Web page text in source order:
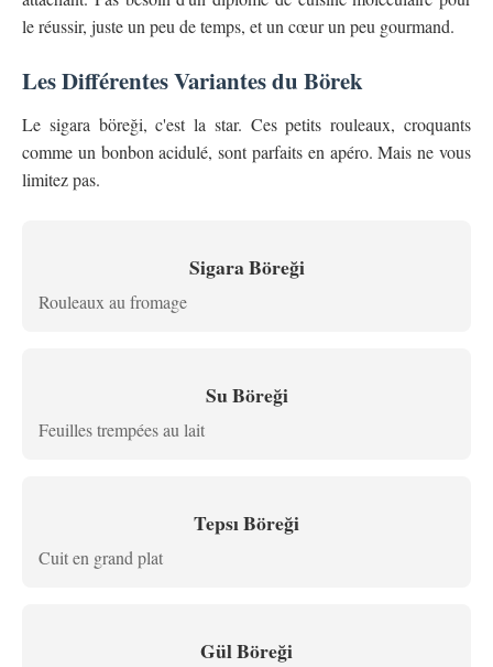
le réussir, juste un peu de temps, et un cœur un peu gourmand.
Les Différentes Variantes du Börek
Le sigara böreği, c'est la star. Ces petits rouleaux, croquants
comme un bonbon acidulé, sont parfaits en apéro. Mais ne vous
limitez pas.
Sigara Böreği
Rouleaux au fromage
Su Böreği
Feuilles trempées au lait
Tepsı Böreği
Cuit en grand plat
Gül Böreği